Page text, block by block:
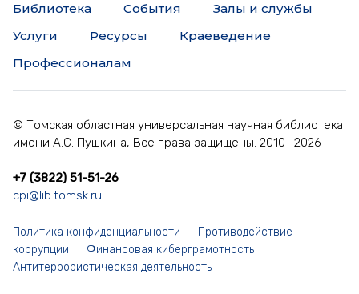
Библиотека События
Залы и службы
Услуги
Ресурсы
Краеведение
Профессионалам
© Томская областная универсальная научная библиотека
имени А.С. Пушкина, Все права защищены. 2010—2026
+7 (3822) 51-51-26
cpi@lib.tomsk.ru
Политика конфиденциальности
Противодействие
коррупции
Финансовая киберграмотность
Антитеррористическая деятельность